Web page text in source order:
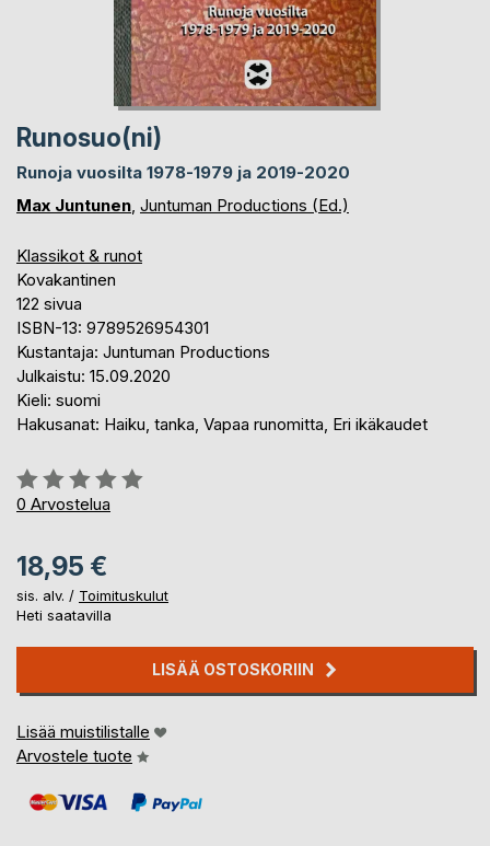
Runosuo(ni)
Runoja vuosilta 1978-1979 ja 2019-2020
Max Juntunen, Juntuman Productions (Ed.)
Klassikot & runot
Kovakantinen
122 sivua
ISBN-13: 9789526954301
Kustantaja: Juntuman Productions
Julkaistu: 15.09.2020
Kieli: suomi
Hakusanat: Haiku, tanka, Vapaa runomitta, Eri ikäkaudet
Arvostelu::
0%
0 Arvostelua
18,95 €
sis. alv. / Toimituskulut
Heti saatavilla
LISÄÄ OSTOSKORIIN
Lisää muistilistalle
Arvostele tuote